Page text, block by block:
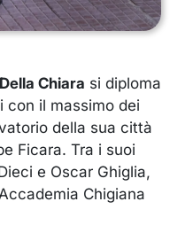
Chiara si diploma
con il massimo dei
della sua città
Ficara. Tra i suoi
e Oscar Ghiglia,
Chigiana